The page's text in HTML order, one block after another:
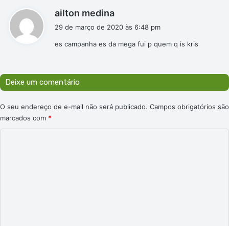
ailton medina
s
29 de março de 2020 às 6:48 pm
es campanha es da mega fui p quem q is kris
Deixe um comentário
O seu endereço de e-mail não será publicado. Campos obrigatórios são
marcados com *